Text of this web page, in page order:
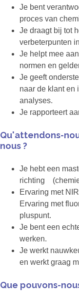
Je bent
proces van
Je draagt bij tot
verbeterpunten
Je helpt mee
normen en
Je geeft
naar de klant en
analyses.
Je rapporteert
Qu'attendons-
nous ?
Je hebt een
richting
Ervaring met
Ervaring met
pluspunt.
Je bent een
werken.
Je werkt
en werkt graag
Que pouvons-